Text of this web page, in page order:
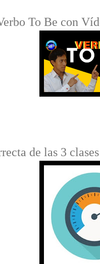
To Be con
de las 3